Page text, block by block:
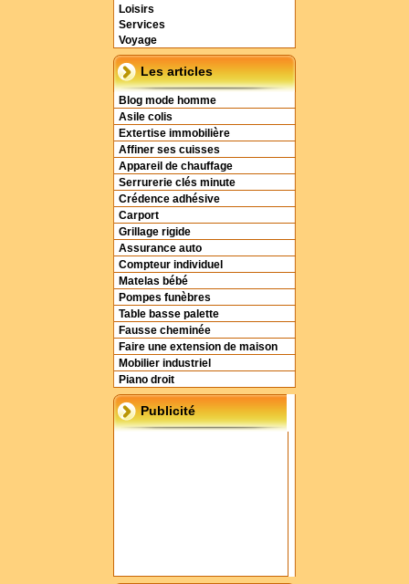
Loisirs
Services
Voyage
Les articles
Blog mode homme
Asile colis
Extertise immobilière
Affiner ses cuisses
Appareil de chauffage
Serrurerie clés minute
Crédence adhésive
Carport
Grillage rigide
Assurance auto
Compteur individuel
Matelas bébé
Pompes funèbres
Table basse palette
Fausse cheminée
Faire une extension de maison
Mobilier industriel
Piano droit
Publicité